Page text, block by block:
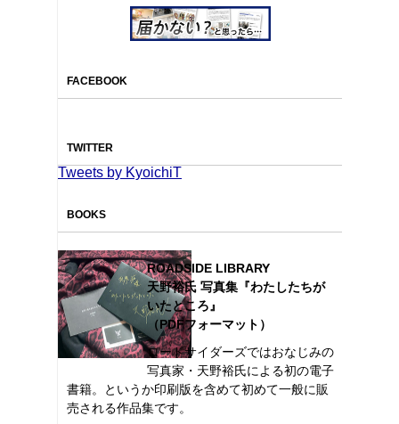
FACEBOOK
TWITTER
Tweets by KyoichiT
BOOKS
ROADSIDE LIBRARY
天野裕氏 写真集『わたしたちが
いたところ』
（PDFフォーマット）
ロードサイダーズではおなじみの
写真家・天野裕氏による初の電子
書籍。というか印刷版を含めて初めて一般に販
売される作品集です。